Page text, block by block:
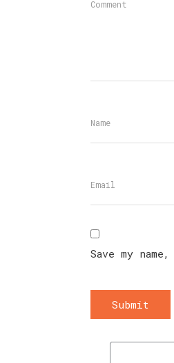
Save my
Submit